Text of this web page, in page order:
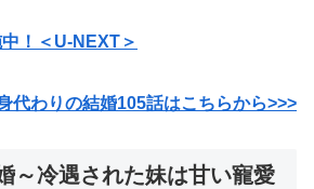
！＜U-NEXT＞
代わりの結婚105話はこちらから>>>
～冷遇された妹は甘い寵愛